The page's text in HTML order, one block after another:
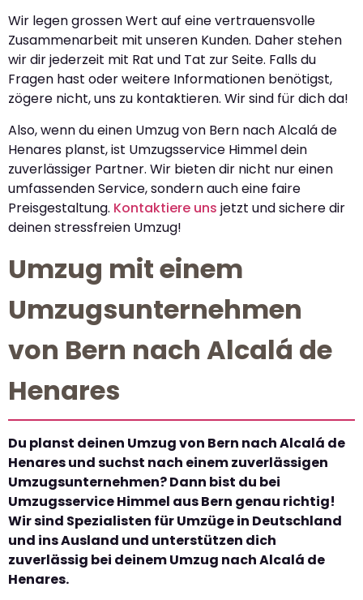
Wir legen grossen Wert auf eine vertrauensvolle
Zusammenarbeit mit unseren Kunden. Daher stehen
wir dir jederzeit mit Rat und Tat zur Seite. Falls du
Fragen hast oder weitere Informationen benötigst,
zögere nicht, uns zu kontaktieren. Wir sind für dich da!
Also, wenn du einen Umzug von Bern nach Alcalá de
Henares planst, ist Umzugsservice Himmel dein
zuverlässiger Partner. Wir bieten dir nicht nur einen
umfassenden Service, sondern auch eine faire
Preisgestaltung. Kontaktiere uns jetzt und sichere dir
deinen stressfreien Umzug!
Umzug mit einem
Umzugsunternehmen
von Bern nach Alcalá de
Henares
Du planst deinen Umzug von Bern nach Alcalá de
Henares und suchst nach einem zuverlässigen
Umzugsunternehmen? Dann bist du bei
Umzugsservice Himmel aus Bern genau richtig!
Wir sind Spezialisten für Umzüge in Deutschland
und ins Ausland und unterstützen dich
zuverlässig bei deinem Umzug nach Alcalá de
Henares.